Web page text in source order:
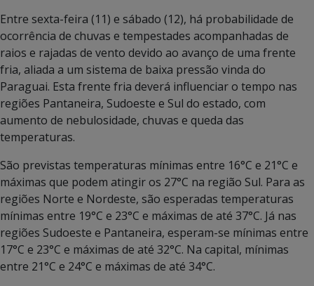
Entre sexta-feira (11) e sábado (12), há probabilidade de
ocorrência de chuvas e tempestades acompanhadas de
raios e rajadas de vento devido ao avanço de uma frente
fria, aliada a um sistema de baixa pressão vinda do
Paraguai. Esta frente fria deverá influenciar o tempo nas
regiões Pantaneira, Sudoeste e Sul do estado, com
aumento de nebulosidade, chuvas e queda das
temperaturas.
São previstas temperaturas mínimas entre 16°C e 21°C e
máximas que podem atingir os 27°C na região Sul. Para as
regiões Norte e Nordeste, são esperadas temperaturas
mínimas entre 19°C e 23°C e máximas de até 37°C. Já nas
regiões Sudoeste e Pantaneira, esperam-se mínimas entre
17°C e 23°C e máximas de até 32°C. Na capital, mínimas
entre 21°C e 24°C e máximas de até 34°C.